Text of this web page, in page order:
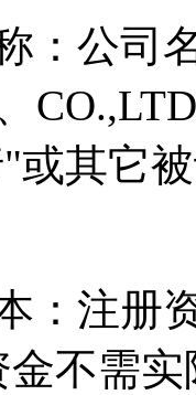
公司名
或其它
注册资
不需